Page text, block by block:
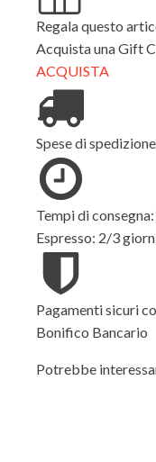
Regala questo
Acquista una Gift
ACQUISTA
Spese di
Tempi di
Espresso: 2/3
Pagamenti sicuri
Bonifico Bancario
Potrebbe